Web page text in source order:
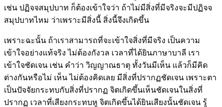
เช่น ปฏิจจสมุปบาท ก็ต้องเข้าใจว่า ถ้าไม่มีสิ่งที่มีจริงจะมีปฏิจจ
สมุปบาทไหม ว่าเพราะมีสิ่งนี้ สิ่งนี้จึงเกิดขึ้น
เพราะฉะนั้น ถ้าเราสามารถที่จะเข้าใจสิ่งที่มีจริง เป็นความ
เข้าใจอย่างแท้จริง ไม่ต้องกังวล เวลาที่ได้ยินภาษาบาลี เรา
เข้าใจชัดเจน เช่น คำว่า วิญญาณธาตุ ทั้งวันมีเห็น แล้วก็มีคิด
ต่างกันหรือไม่ เห็น ไม่ต้องคิดเลย มีสิ่งที่ปรากฏชัดเจน เพราะตา
เป็นปัจจัยกระทบกับสิ่งที่ปรากฏ จิตเกิดขึ้นเห็นชัดเจนในสิ่งที่
ปรากฏ เวลาที่เสียงกระทบหู จิตเกิดขึ้นได้ยินเสียงนั้นชัดเจน รู้